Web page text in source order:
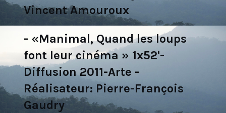
Vincent Amouroux
- «Manimal, Quand les loups
font leur cinéma » 1x52'-
Diffusion 2011-Arte -
Réalisateur: Pierre-François
Gaudry